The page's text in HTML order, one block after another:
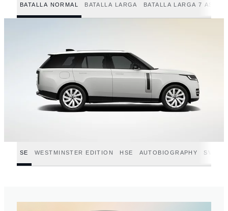
BATALLA NORMAL BATALLA LARGA BATALLA LARGA 7
SE WESTMINSTER EDITION HSE AUTOBIOGRAPHY SV